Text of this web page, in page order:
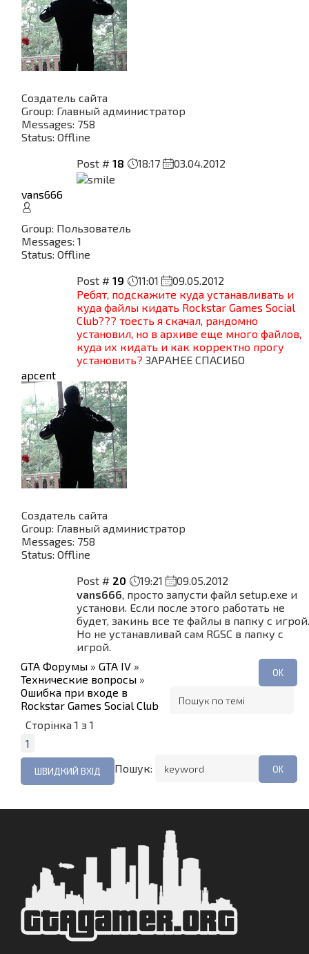
Создатель сайта
Group: Главный администратор
Messages: 758
Status: Offline
Post # 18 18:17 03.04.2012
vans666
Group: Пользователь
Messages: 1
Status: Offline
Post # 19 11:01
09.05.2012
Ребят, подскажите куда устанавливать и
куда файлы кидать Rockstar Games Social
Club??? тоесть я скачал, рандомно
установил, но в архиве еще много файлов,
куда их кидать и как корректно прогу
установить? ЗАРАНЕЕ СПАСИБО
apcent
Создатель сайта
Group: Главный администратор
Messages: 758
Status: Offline
Post # 20 19:21
09.05.2012
vans666, просто запусти файл setup.exe и
установи. Если после этого работать не
будет, закинь все те файлы в папку с игрой.
Но не устанавливай сам RGSC в папку с
игрой.
GTA Форумы » GTA IV »
Технические вопросы »
Ошибка при входе в
Rockstar Games Social Club
Сторінка 1 з 1
1
Пошук: